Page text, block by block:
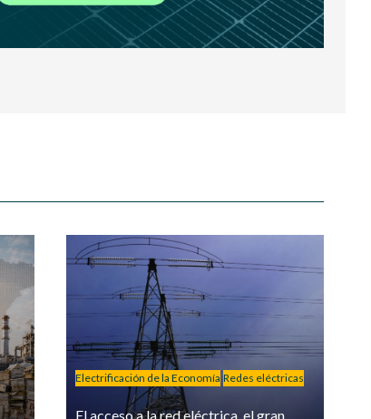
Electrificación de la Economía Redes eléctricas
El acceso a la red eléctrica, el gran